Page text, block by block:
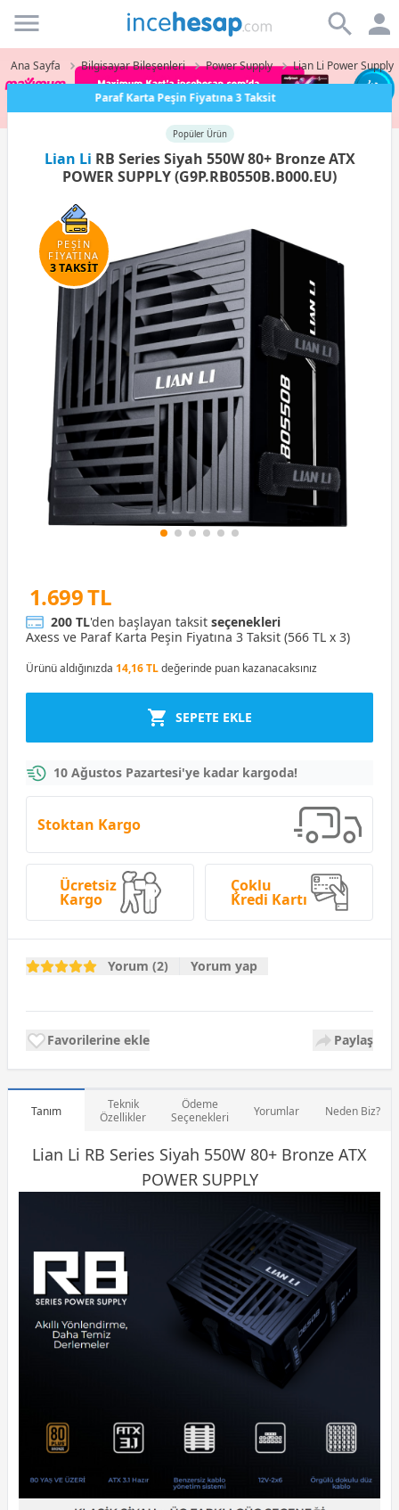
Incehesap
Ana Sayfa Bilgisayar Bileşenleri Power Supply Lian Li Power Supply
Paraf Karta Peşin Fiyatına 3 Taksit
Popüler Ürün
Lian Li RB Series Siyah 550W 80+ Bronze ATX
POWER SUPPLY (G9P.RB0550B.B000.EU)
PEŞİN
FİYATINA
3 TAKSİT
1.699 TL
200 TL'den başlayan taksit seçenekleri
Axess ve Paraf Karta Peşin Fiyatına 3 Taksit (566 TL x 3)
Ürünü aldığınızda 14,16 TLdeğerinde puan kazanacaksınız
SEPETE EKLE
10 Ağustos Pazartesi'ye kadar kargoda!
Stoktan Kargo
Ücretsiz
Kargo
Çoklu
Kredi Kartı
Yorum (2) Yorum yap
Favorilerine ekle Paylaş
Tanım
Teknik
Özellikler
Ödeme
Seçenekleri
Yorumlar Neden Biz?
Lian Li RB Series Siyah 550W 80+ Bronze ATX
POWER SUPPLY